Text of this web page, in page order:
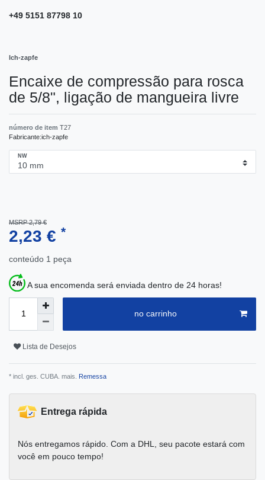
+49 5151 87798 10
Ich-zapfe
Encaixe de compressão para rosca
de 5/8", ligação de mangueira livre
número de item T27
Fabricante:ich-zapfe
NW
MSRP 2,79 €
2,23 € *
conteúdo 1 peça
A sua encomenda será enviada dentro de 24 horas!
no carrinho
Lista de Desejos
* incl. ges. CUBA. mais. Remessa
Entrega rápida
Nós entregamos rápido. Com a DHL, seu pacote estará com
você em pouco tempo!